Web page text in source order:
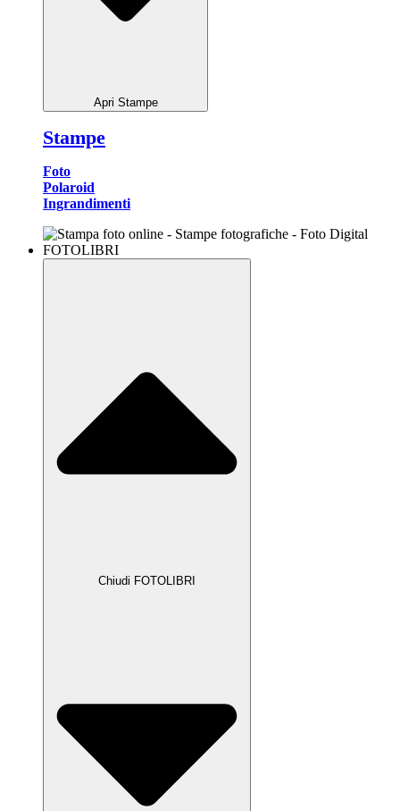
Apri Stampe
Stampe
Foto
Polaroid
Ingrandimenti
FOTOLIBRI
Chiudi FOTOLIBRI